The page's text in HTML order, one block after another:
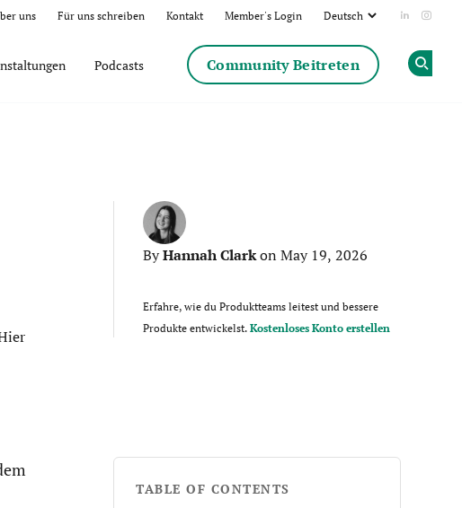
uns Für uns schreiben Kontakt Member's Login Add us
Podcasts Community Beitreten
ByHannah Clarkon May 19, 2026
Erfahre, wie du Produktteams leitest und bessere
Produkte entwickelst.Kostenloses Konto erstellen
TABLE OF CONTENTS